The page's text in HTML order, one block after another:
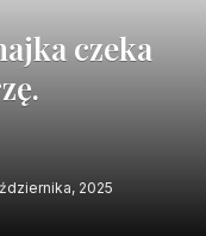
czeka
2025